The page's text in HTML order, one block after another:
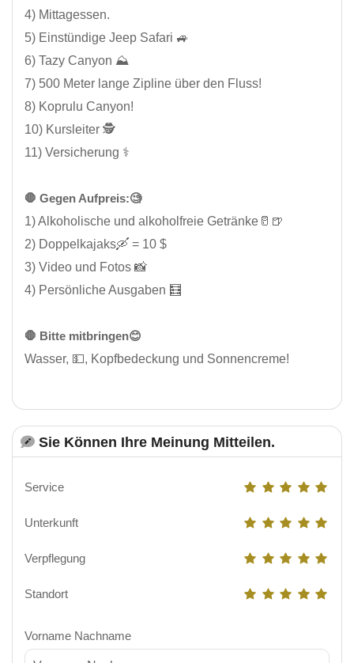
4) Mittagessen.
5) Einstündige Jeep Safari 🚙
6) Tazy Canyon ⛰️
7) 500 Meter lange Zipline über den Fluss!
8) Koprulu Canyon!
10) Kursleiter 🕵️
11) Versicherung ⚕️
🛑 Gegen Aufpreis:🧐
1) Alkoholische und alkoholfreie Getränke🥛🍺
2) Doppelkajaks🛶 = 10 $
3) Video und Fotos 📸
4) Persönliche Ausgaben 🧮
🛑 Bitte mitbringen😊
Wasser, 💵, Kopfbedeckung und Sonnencreme!
Sie Können Ihre Meinung Mitteilen.
Service
Unterkunft
Verpflegung
Standort
Vorname Nachname